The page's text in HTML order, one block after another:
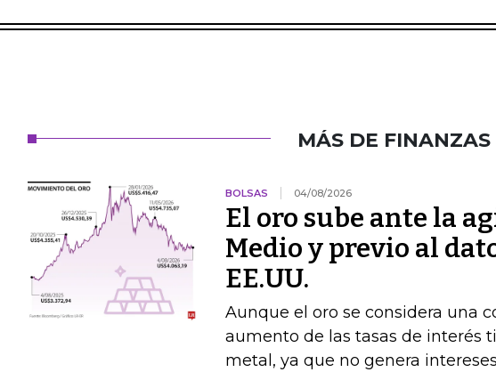
MÁS DE FINANZAS
BOLSAS 04/08/2026
El oro sube ante la
Medio y previo al
EE.UU.
Aunque el oro se considera una
aumento de las tasas de interés
metal, ya que no genera intereses